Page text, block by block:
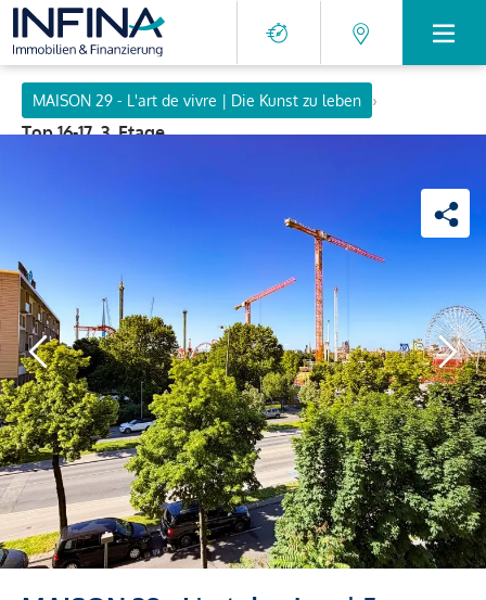
MAISON 29 - L'art de vivre | Die Kunst zu leben
›
Top 16-17, 3. Etage